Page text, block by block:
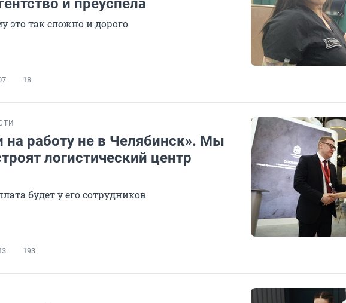
и преуспела
это так сложно и дорого
18
на работу не в Челябинск». Мы
логистический центр
будет у его сотрудников
193